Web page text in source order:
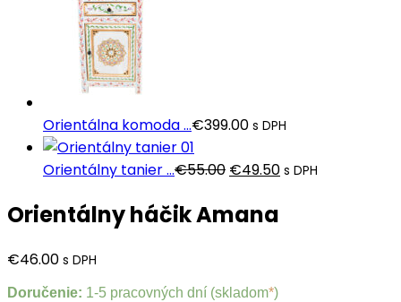
Orientálna komoda ...€399.00 s DPH
Orientálny tanier ...€55.00 Pôvodná
bola:
€49.50Aktuálna
s DPH
Orientálny háčik Amana
€46.00 s DPH
Doručenie: 1-5 pracovných dní (skladom*)